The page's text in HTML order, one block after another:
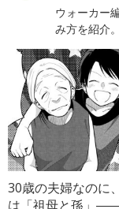
ウォーカー
み方を紹介
30歳の夫婦なのに
は「祖母と孫」